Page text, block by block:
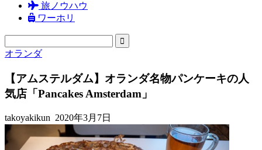
旅ノウハウ
ワーホリ
オランダ
【アムステルダム】オランダ名物パンケーキの人
気店「Pancakes Amsterdam」
takoyakikun 2020年3月7日